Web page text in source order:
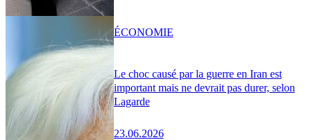
Le choc causé par la guerre en Iran est
important mais ne devrait pas durer, selon
Lagarde
23.06.2026
ÉCONOMIE